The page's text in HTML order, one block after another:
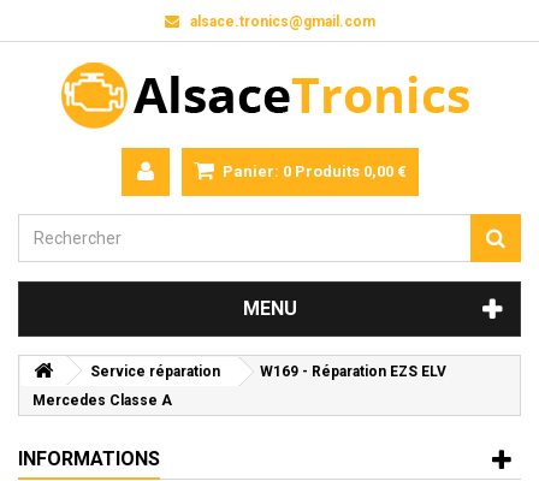
alsace.tronics@gmail.com
Panier: 0 Produits 0,00 €
MENU
Service réparation
W169 - Réparation EZS ELV
Mercedes Classe A
INFORMATIONS